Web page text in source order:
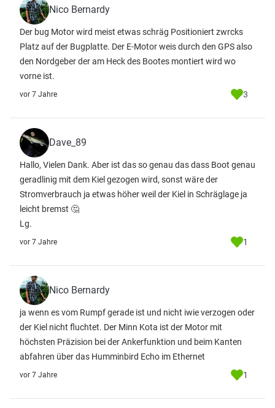
Nico Bernardy
Der bug Motor wird meist etwas schräg Positioniert zwrcks
Platz auf der Bugplatte. Der E-Motor weis durch den GPS also
den Nordgeber der am Heck des Bootes montiert wird wo
vorne ist.
vor 7 Jahre 3
Dave_89
Hallo, Vielen Dank. Aber ist das so genau das dass Boot genau
geradlinig mit dem Kiel gezogen wird, sonst wäre der
Stromverbrauch ja etwas höher weil der Kiel in Schräglage ja
leicht bremst 🤔
Lg.
vor 7 Jahre 1
Nico Bernardy
ja wenn es vom Rumpf gerade ist und nicht iwie verzogen oder
der Kiel nicht fluchtet. Der Minn Kota ist der Motor mit
höchsten Präzision bei der Ankerfunktion und beim Kanten
abfahren über das Humminbird Echo im Ethernet
vor 7 Jahre 1